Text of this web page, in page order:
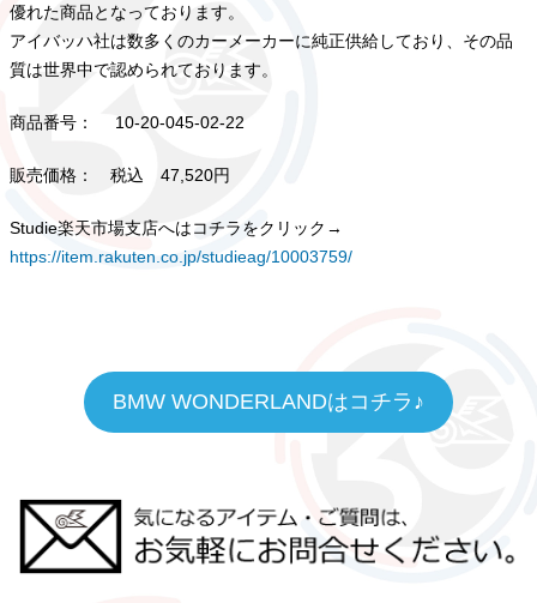
優れた商品となっております。
アイバッハ社は数多くのカーメーカーに純正供給しており、その品
質は世界中で認められております。
商品番号： 10-20-045-02-22
販売価格： 税込 47,520円
Studie楽天市場支店へはコチラをクリック→
https://item.rakuten.co.jp/studieag/10003759/
BMW WONDERLANDはコチラ♪